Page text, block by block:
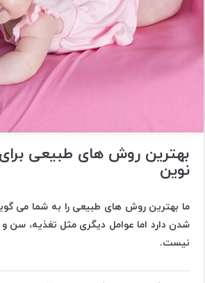
بهترین روش های طبیعی
نوین
ما بهترین روش های طبیعی را به شما می
شدن دارد اما عوامل دیگری مثل تغذیه، سن و
نیست.